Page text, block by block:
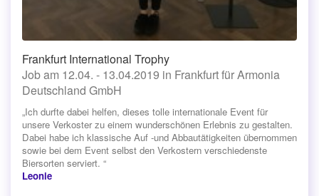
Frankfurt International Trophy
Job am 12.04. - 13.04.2019 in Frankfurt für Armonia
Deutschland GmbH
„Ich durfte dabei helfen, dieses tolle internationale Event für
unsere Verkoster zu einem wunderschönen Erlebnis zu gestalten.
Dabei habe ich klassische Auf -und Abbautätigkeiten übernommen
sowie bei dem Event selbst den Verkostern verschiedenste
Biersorten serviert. “
Leonie